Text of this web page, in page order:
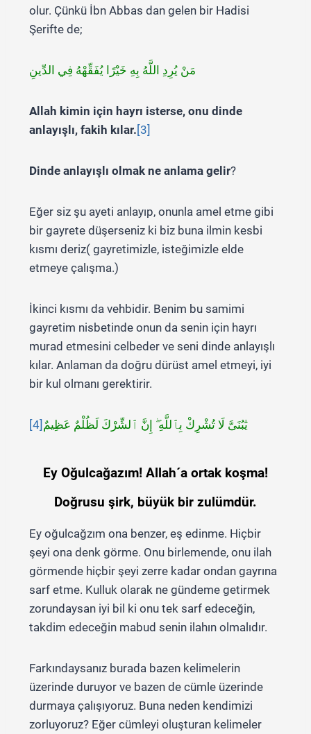
olur. Çünkü İbn Abbas dan gelen bir Hadisi
Şerifte de;
مَنْ يُرِدِ اللَّهُ بِهِ خَيْرًا يُفَقِّهْهُ فِي الدِّينِ
Allah kimin için hayrı isterse, onu dinde
anlayışlı, fakih kılar. [3]
Dinde anlayışlı olmak ne anlama gelir?
Eğer siz şu ayeti anlayıp, onunla amel etme gibi
bir gayrete düşerseniz ki biz buna ilmin kesbi
kısmı deriz( gayretimizle, isteğimizle elde
etmeye çalışma.)
İkinci kısmı da vehbidir. Benim bu samimi
gayretim nisbetinde onun da senin için hayrı
murad etmesini celbeder ve seni dinde anlayışlı
kılar. Anlaman da doğru dürüst amel etmeyi, iyi
bir kul olmanı gerektirir.
يَٰبُنَىَّ لَا تُشْرِكْ بِٱللَّهِ ۖ إِنَّ ٱلشِّرْكَ لَظُلْمٌ عَظِيمٌ [4]
Ey Oğulcağazım! Allah´a ortak koşma!
Doğrusu şirk, büyük bir zulümdür.
Ey oğulcağzım ona benzer, eş edinme. Hiçbir
şeyi ona denk görme. Onu birlemende, onu ilah
görmende hiçbir şeyi zerre kadar ondan gayrına
sarf etme. Kulluk olarak ne gündeme getirmek
zorundaysan iyi bil ki onu tek sarf edeceğin,
takdim edeceğin mabud senin ilahın olmalıdır.
Farkındaysanız burada bazen kelimelerin
üzerinde duruyor ve bazen de cümle üzerinde
durmaya çalışıyoruz. Buna neden kendimizi
zorluyoruz? Eğer cümleyi oluşturan kelimeler